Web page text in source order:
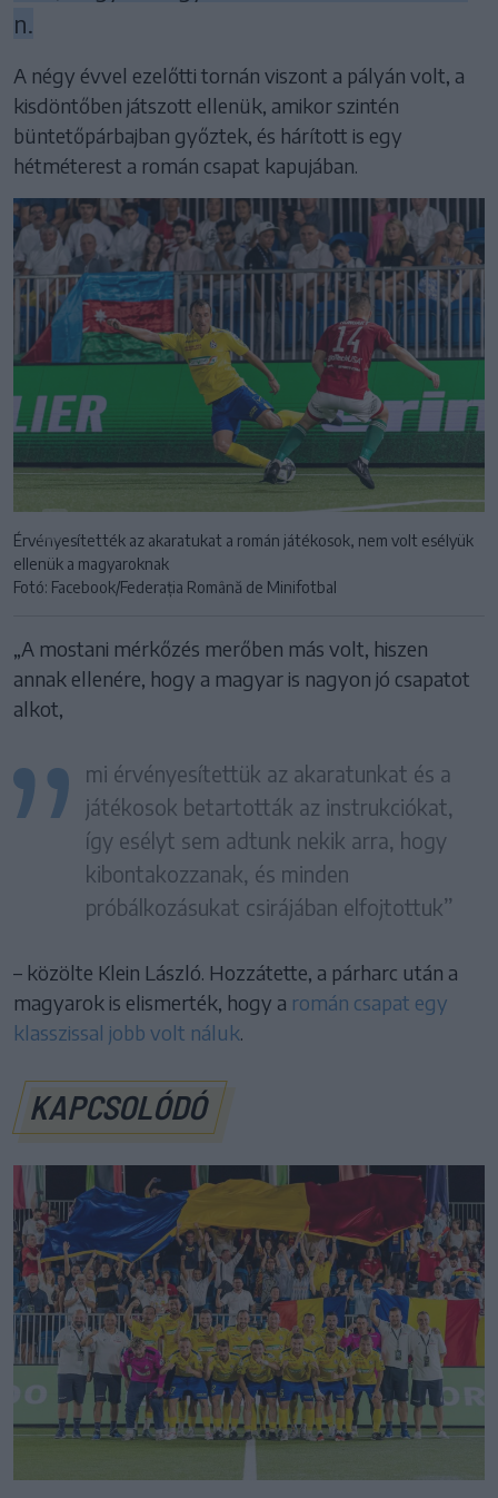
n.
A négy évvel ezelőtti tornán viszont a pályán volt, a
kisdöntőben játszott ellenük, amikor szintén
büntetőpárbajban győztek, és hárított is egy
hétméterest a román csapat kapujában.
Érvényesítették az akaratukat a román játékosok, nem volt esélyük
ellenük a magyaroknak
Fotó: Facebook/Federația Română de Minifotbal
„A mostani mérkőzés merőben más volt, hiszen
annak ellenére, hogy a magyar is nagyon jó csapatot
alkot,
mi érvényesítettük az akaratunkat és a
játékosok betartották az instrukciókat,
így esélyt sem adtunk nekik arra, hogy
kibontakozzanak, és minden
próbálkozásukat csirájában elfojtottuk”
– közölte Klein László. Hozzátette, a párharc után a
magyarok is elismerték, hogy a román csapat egy
klasszissal jobb volt náluk.
KAPCSOLÓDÓ